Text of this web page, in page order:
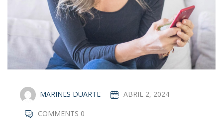
MARINES DUARTE ABRIL 2, 2024
COMMENTS 0